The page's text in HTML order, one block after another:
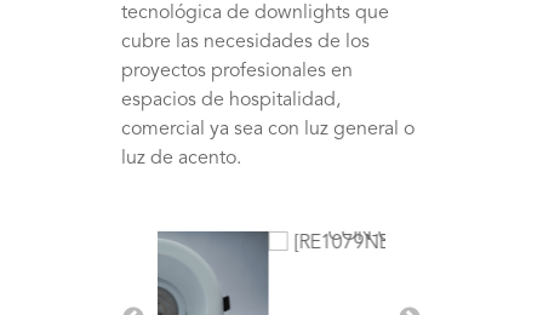
tecnológica de downlights que
cubre las necesidades de los
proyectos profesionales en
espacios de hospitalidad,
comercial ya sea con luz general o
luz de acento.